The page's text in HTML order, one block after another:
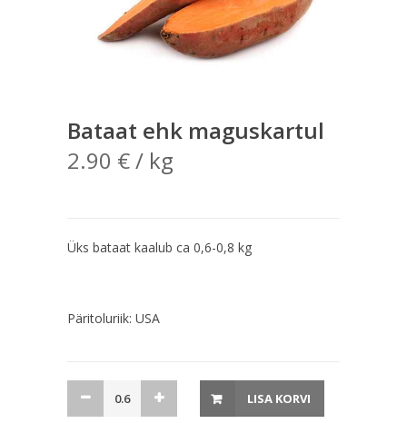
Bataat ehk maguskartul
2.90 €/ kg
Üks bataat kaalub ca 0,6-0,8 kg
Päritoluriik: USA
LISA KORVI